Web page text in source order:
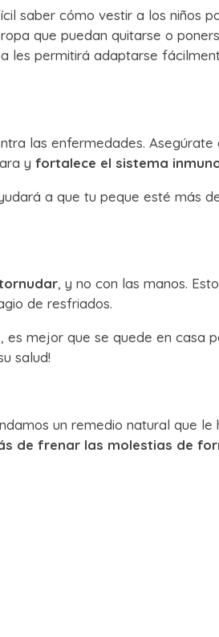
saber cómo vestir a los niños
que puedan quitarse o
les permitirá adaptarse
las enfermedades. Asegúrate
yfortalece el sistema
a que tu peque esté más
, y no con las manos.
de resfriados.
, es mejor que se quede en casa
salud!
un remedio natural que le
de frenar las molestias de